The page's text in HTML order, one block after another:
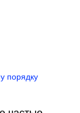
порядку